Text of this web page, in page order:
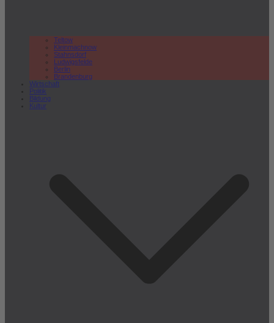
Teltow
Kleinmachnow
Stahnsdorf
Ludwigsfelde
Berlin
Brandenburg
Wirtschaft
Politik
Bildung
Kultur